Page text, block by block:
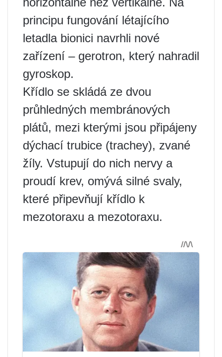
principu fungování létajícího
letadla bionici navrhli nové
zařízení – gerotron, který nahradil
gyroskop.
Křídlo se skládá ze dvou
průhledných membránových
plátů, mezi kterými jsou připájeny
dýchací trubice (trachey), zvané
žíly. Vstupují do nich nervy a
proudí krev, omývá silné svaly,
které připevňují křídlo k
mezotoraxu a mezotoraxu.